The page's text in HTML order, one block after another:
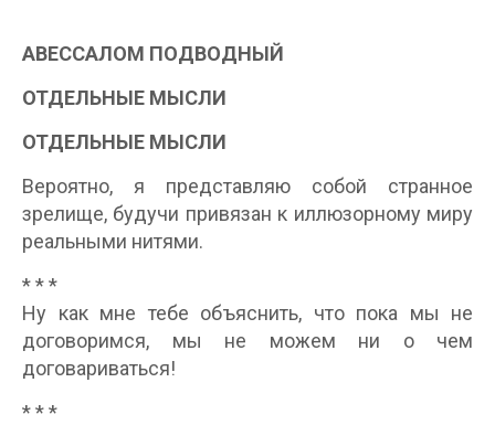
АВЕССАЛОМ ПОДВОДНЫЙ
ОТДЕЛЬНЫЕ МЫСЛИ
ОТДЕЛЬНЫЕ МЫСЛИ
Вероятно, я представляю собой странное
зрелище, будучи привязан к иллюзорному миру
реальными нитями.
* * *
Ну как мне тебе объяснить, что пока мы не
договоримся, мы не можем ни о чем
договариваться!
* * *